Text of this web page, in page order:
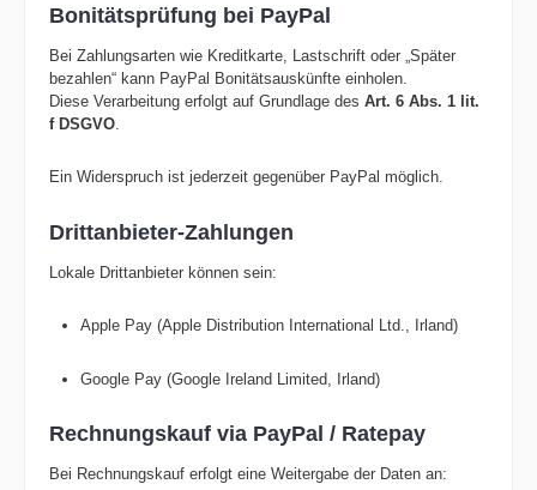
Bonitätsprüfung bei PayPal
Bei Zahlungsarten wie Kreditkarte, Lastschrift oder „Später
bezahlen“ kann PayPal Bonitätsauskünfte einholen.
Diese Verarbeitung erfolgt auf Grundlage des Art. 6 Abs. 1 lit.
f DSGVO
Ein Widerspruch ist jederzeit gegenüber PayPal möglich.
Drittanbieter-Zahlungen
Lokale Drittanbieter können sein:
Apple Pay (Apple Distribution International Ltd., Irland)
Google Pay (Google Ireland Limited, Irland)
Rechnungskauf via PayPal / Ratepay
Bei Rechnungskauf erfolgt eine Weitergabe der Daten an: